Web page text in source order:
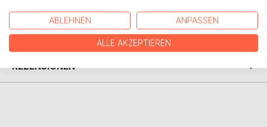
PRESSESTIMMEN
REZENSIONEN
ABLEHNEN ANPASSEN
ALLE AKZEPTIEREN